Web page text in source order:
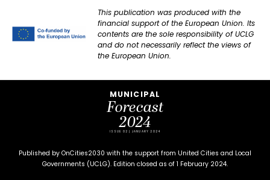
This publication was produced with the
financial support of the European Union. Its
contents are the sole responsibility of UCLG
and do not necessarily reflect the views of
the European Union.
MUNICIPAL
Forecast
2024
ISSUE 02 | JANUARY 2024
Published by OnCities2030 with the support from United Cities and Local
Governments (UCLG). Edition closed as of 1 February 2024.